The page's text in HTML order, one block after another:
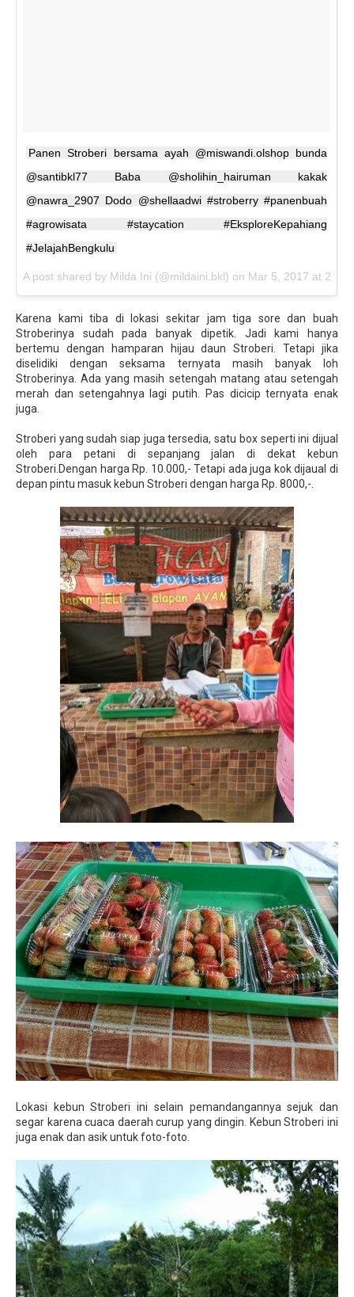
Panen Stroberi bersama ayah @miswandi.olshop bunda
@santibkl77 Baba @sholihin_hairuman kakak
@nawra_2907 Dodo @shellaadwi #stroberry #panenbuah
#agrowisata #staycation #EksploreKepahiang
#JelajahBengkulu
A post shared by Milda Ini (@mildaini.bkl) on Mar 5, 2017 at
Karena kami tiba di lokasi sekitar jam tiga sore dan buah
Stroberinya sudah pada banyak dipetik. Jadi kami hanya
bertemu dengan hamparan hijau daun Stroberi. Tetapi jika
diselidiki dengan seksama ternyata masih banyak loh
Stroberinya. Ada yang masih setengah matang atau setengah
merah dan setengahnya lagi putih. Pas dicicip ternyata enak
juga.
Stroberi yang sudah siap juga tersedia, satu box seperti ini dijual
oleh para petani di sepanjang jalan di dekat kebun
Stroberi.Dengan harga Rp. 10.000,- Tetapi ada juga kok dijaual di
depan pintu masuk kebun Stroberi dengan harga Rp. 8000,-.
Lokasi kebun Stroberi ini selain pemandangannya sejuk dan
segar karena cuaca daerah curup yang dingin. Kebun Stroberi ini
juga enak dan asik untuk foto-foto.